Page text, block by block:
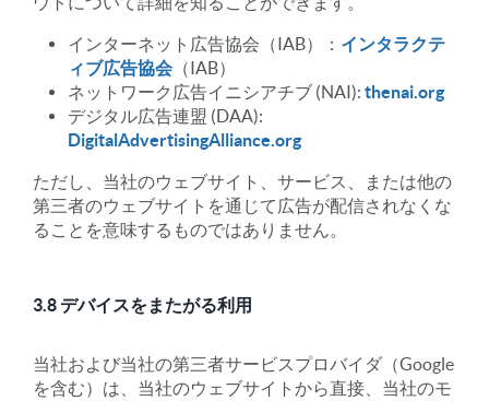
インターネット広告協会（IAB）： インタラクテ
ィブ広告協会 （IAB）
ネットワーク広告イニシアチブ (NAI): thenai.org
デジタル広告連盟 (DAA):
DigitalAdvertisingAlliance.org
ただし、当社のウェブサイト、サービス、または他の
第三者のウェブサイトを通じて広告が配信されなくな
ることを意味するものではありません。
3.8 デバイスをまたがる利用
当社および当社の第三者サービスプロバイダ（Google
を含む）は、当社のウェブサイトから直接、当社のモ